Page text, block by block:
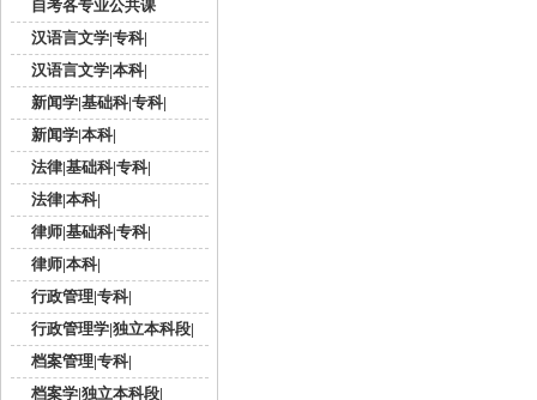
自考各专业公共课
汉语言文学|专科|
汉语言文学|本科|
新闻学|基础科|专科|
新闻学|本科|
法律|基础科|专科|
法律|本科|
律师|基础科|专科|
律师|本科|
行政管理|专科|
行政管理学|独立本科段|
档案管理|专科|
档案学|独立本科段|